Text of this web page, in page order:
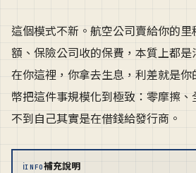
這個模式不新。航空公司賣給你的
額、保險公司收的保費，本質上都
在你這裡，你拿去生息，利差就是
幣把這件事規模化到極致：零摩擦
不到自己其實是在借錢給發行商。
ℹINFO補充說明